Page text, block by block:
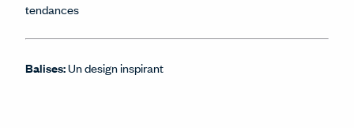
tendances
Balises:Un design inspirant